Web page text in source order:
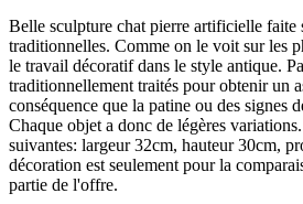
Belle sculpture chat pierre artificielle faite
traditionnelles. Comme on le voit sur les
le travail décoratif dans le style antique.
traditionnellement traités pour obtenir un
conséquence que la patine ou des signes
Chaque objet a donc de légères
suivantes: largeur 32cm, hauteur 30cm,
décoration est seulement pour la
partie de l'offre.